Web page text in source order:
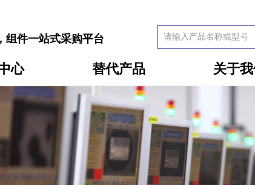
心 替代产品 关于
组件一站式采购平台